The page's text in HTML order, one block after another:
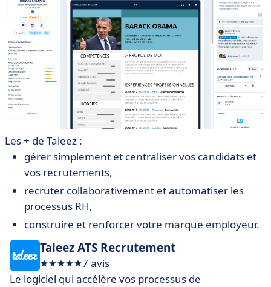
Les + de Taleez :
gérer simplement et centraliser vos candidats et
vos recrutements,
recruter collaborativement et automatiser les
processus RH,
construire et renforcer votre marque employeur.
Taleez ATS Recrutement
7 avis
Le logiciel qui accélère vos processus de